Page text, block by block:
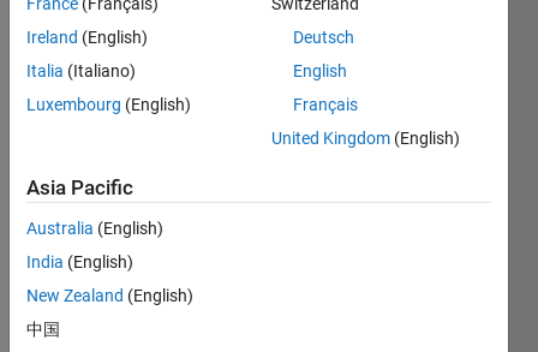
에서
센스
매해
서 사
용중
다.
Ireland (English)
Italia (Italiano)
Luxembourg (English)
Deutsch
English
Français
United Kingdom (English)
Asia Pacific
Australia (English)
India (English)
New Zealand (English)
中国